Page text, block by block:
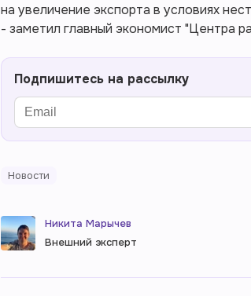
на увеличение экспорта в условиях
- заметил главный экономист "Центра
Подпишитесь на рассылку
Новости
Никита Марычев
Внешний эксперт